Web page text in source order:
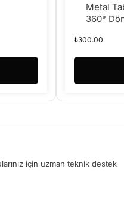
Metal
360°
Tutucu
₺300.00
için uzman teknik destek